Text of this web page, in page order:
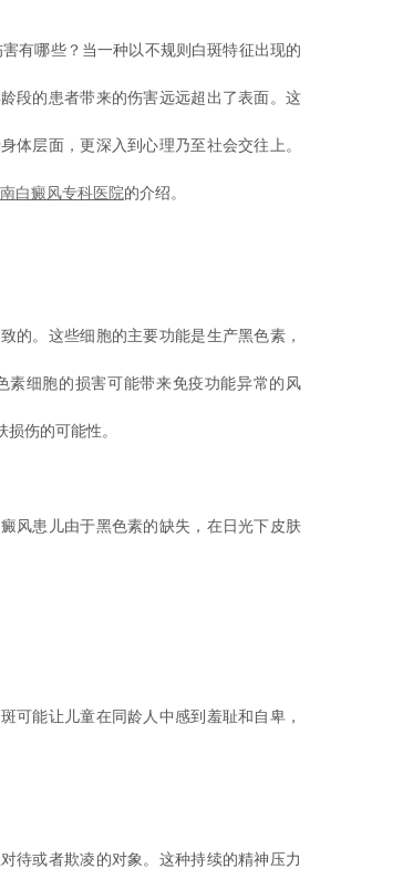
哪些？当一种以不规则白斑特征出现的
段的患者带来的伤害远远超出了表面。这
体层面，更深入到心理乃至社会交往上。
白癜风专科医院的介绍。
。这些细胞的主要功能是生产黑色素，
素细胞的损害可能带来免疫功能异常的风
伤的可能性。
患儿由于黑色素的缺失，在日光下皮肤
能让儿童在同龄人中感到羞耻和自卑，
或者欺凌的对象。这种持续的精神压力